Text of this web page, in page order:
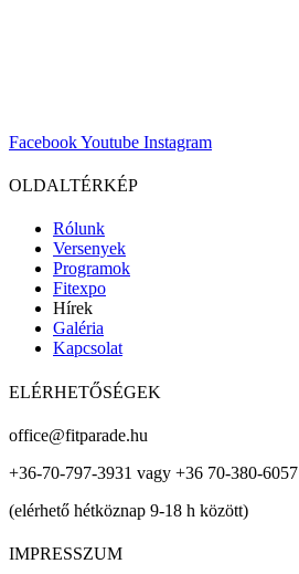
FacebookYoutube Instagram
OLDALTÉRKÉP
Rólunk
Versenyek
Programok
Fitexpo
Hírek
Galéria
Kapcsolat
ELÉRHETŐSÉGEK
office@fitparade.hu
+36-70-797-3931 vagy +36 70-380-6057
(elérhető hétköznap 9-18 h között)
IMPRESSZUM